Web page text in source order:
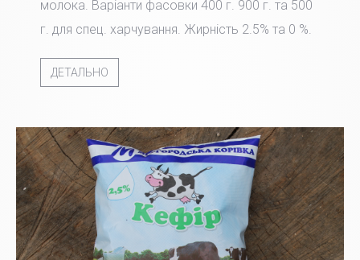
молока. Варіанти фасовки 400 г. 900 г. та 500
г. для спец. харчування. Жирність 2.5% та 0 %.
ДЕТАЛЬНО